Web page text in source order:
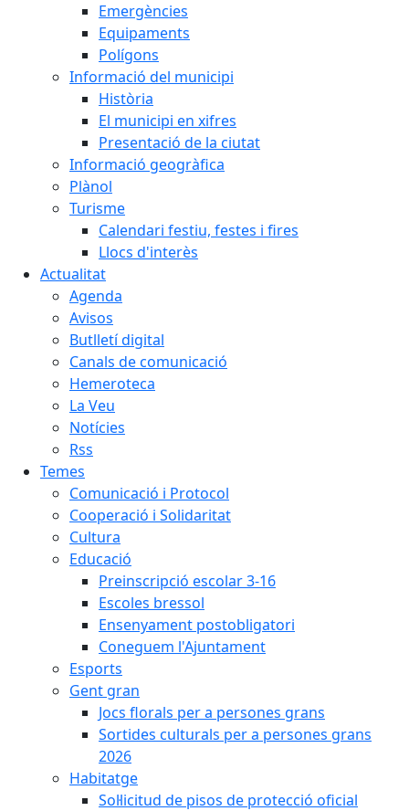
Emergències
Equipaments
Polígons
Informació del municipi
Història
El municipi en xifres
Presentació de la ciutat
Informació geogràfica
Plànol
Turisme
Calendari festiu, festes i fires
Llocs d'interès
Actualitat
Agenda
Avisos
Butlletí digital
Canals de comunicació
Hemeroteca
La Veu
Notícies
Rss
Temes
Comunicació i Protocol
Cooperació i Solidaritat
Cultura
Educació
Preinscripció escolar 3-16
Escoles bressol
Ensenyament postobligatori
Coneguem l'Ajuntament
Esports
Gent gran
Jocs florals per a persones grans
Sortides culturals per a persones grans
2026
Habitatge
Sol·licitud de pisos de protecció oficial